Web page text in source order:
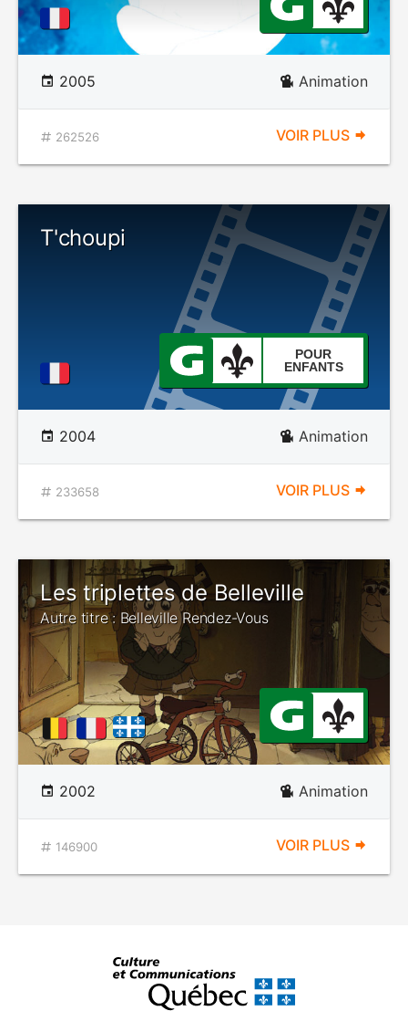
2005 Animation
262526 VOIR PLUS
T'choupi
POUR
ENFANTS
2004 Animation
233658 VOIR PLUS
Les triplettes de Belleville
Autre titre : Belleville Rendez-Vous
2002 Animation
146900 VOIR PLUS